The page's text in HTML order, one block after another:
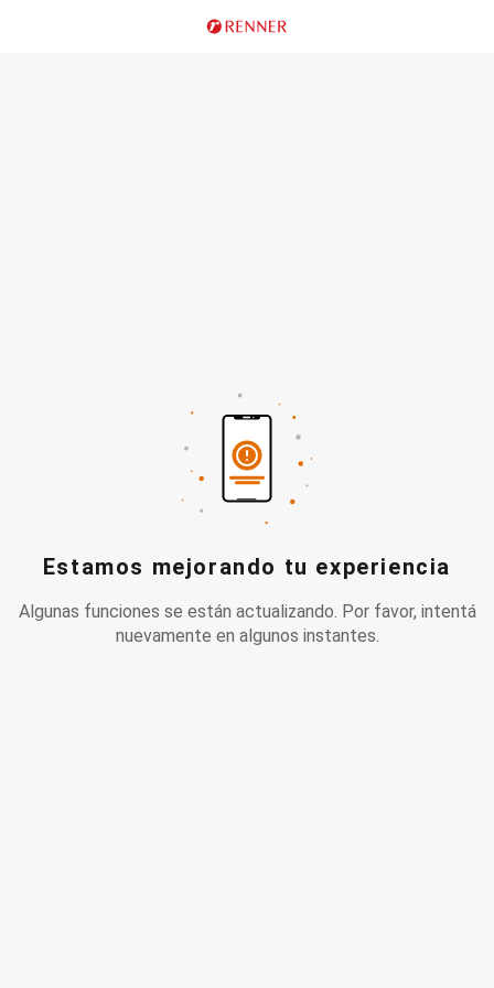
Estamos mejorando tu experiencia
Algunas funciones se están actualizando. Por favor, intentá
nuevamente en algunos instantes.